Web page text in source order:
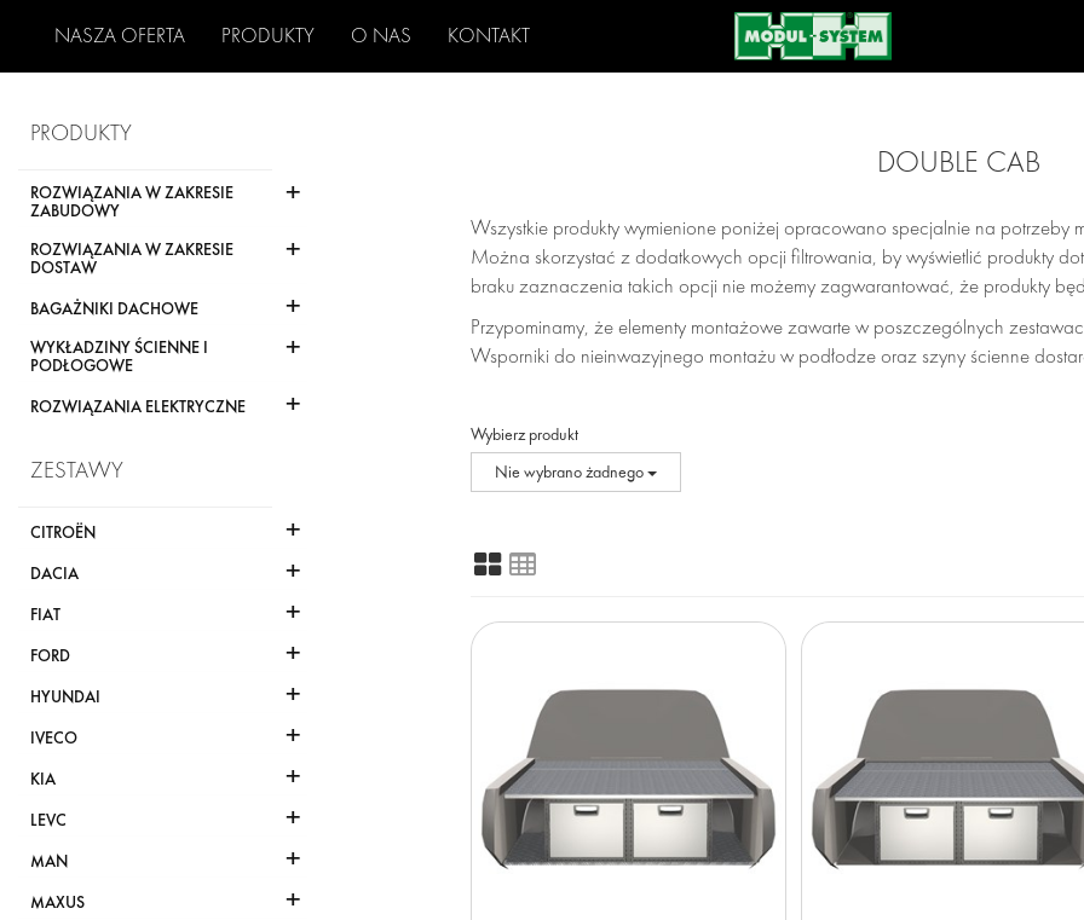
NASZA OFERTA PRODUKTY O NAS KONTAKT
PRODUKTY
ROZWIĄZANIA W ZAKRESIE
ZABUDOWY
+
ROZWIĄZANIA W ZAKRESIE
DOSTAW
+
BAGAŻNIKI DACHOWE +
WYKŁADZINY ŚCIENNE I
PODŁOGOWE
+
ROZWIĄZANIA ELEKTRYCZNE +
ZESTAWY
CITROËN +
DACIA +
FIAT +
FORD +
HYUNDAI +
IVECO +
KIA +
LEVC +
MAN +
MAXUS +
DOUBLE CAB
Wszystkie produkty wymienione poniżej opracowano specjalnie na potrzeby
Można skorzystać z dodatkowych opcji filtrowania, by wyświetlić produkty
braku zaznaczenia takich opcji nie możemy zagwarantować, że produkty
Przypominamy, że elementy montażowe zawarte w poszczególnych
Wsporniki do nieinwazyjnego montażu w podłodze oraz szyny ścienne
Wybierz produkt
Nie wybrano żadnego